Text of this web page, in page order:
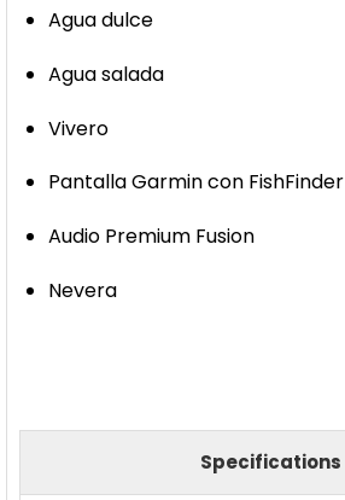
Agua dulce
Agua salada
Vivero
Pantalla Garmin con FishFinder
Audio Premium Fusion
Nevera
Specifications